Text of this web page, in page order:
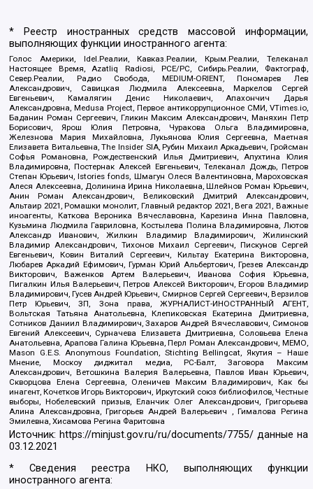
* Реестр иностранных средств массовой информации,
выполняющих функции иностранного агента:
Голос Америки, Idel.Реалии, Кавказ.Реалии, Крым.Реалии, Телеканал
Настоящее Время, Azatliq Radiosi, PCE/PC, Сибирь.Реалии, Фактограф,
Север.Реалии, Радио Свобода, MEDIUM-ORIENT, Пономарев Лев
Александрович, Савицкая Людмила Алексеевна, Маркелов Сергей
Евгеньевич, Камалягин Денис Николаевич, Апахончич Дарья
Александровна, Medusa Project, Первое антикоррупционное СМИ, VTimes.io,
Баданин Роман Сергеевич, Гликин Максим Александрович, Маняхин Петр
Борисович, Ярош Юлия Петровна, Чуракова Ольга Владимировна,
Железнова Мария Михайловна, Лукьянова Юлия Сергеевна, Маетная
Елизавета Витальевна, The Insider SIA, Рубин Михаил Аркадьевич, Гройсман
Софья Романовна, Рождественский Илья Дмитриевич, Апухтина Юлия
Владимировна, Постернак Алексей Евгеньевич, Телеканал Дождь, Петров
Степан Юрьевич, Istories fonds, Шмагун Олеся Валентиновна, Мароховская
Алеся Алексеевна, Долинина Ирина Николаевна, Шлейнов Роман Юрьевич,
Анин Роман Александрович, Великовский Дмитрий Александрович,
Альтаир 2021, Ромашки монолит, Главный редактор 2021, Вега 2021, Важные
иноагенты, Каткова Вероника Вячеславовна, Карезина Инна Павловна,
Кузьмина Людмила Гавриловна, Костылева Полина Владимировна, Лютов
Александр Иванович, Жилкин Владимир Владимирович, Жилинский
Владимир Александрович, Тихонов Михаил Сергеевич, Пискунов Сергей
Евгеньевич, Ковин Виталий Сергеевич, Кильтау Екатерина Викторовна,
Любарев Аркадий Ефимович, Гурман Юрий Альбертович, Грезев Александр
Викторович, Важенков Артем Валерьевич, Иванова София Юрьевна,
Пигалкин Илья Валерьевич, Петров Алексей Викторович, Егоров Владимир
Владимирович, Гусев Андрей Юрьевич, Смирнов Сергей Сергеевич, Верзилов
Петр Юрьевич, ЗП, Зона права, ЖУРНАЛИСТ-ИНОСТРАННЫЙ АГЕНТ,
Вольтская Татьяна Анатольевна, Клепиковская Екатерина Дмитриевна,
Сотников Даниил Владимирович, Захаров Андрей Вячеславович, Симонов
Евгений Алексеевич, Сурначева Елизавета Дмитриевна, Соловьева Елена
Анатольевна, Арапова Галина Юрьевна, Перл Роман Александрович, МЕМО,
Mason G.E.S. Anonymous Foundation, Stichting Bellingcat, Якутия – Наше
Мнение, Москоу диджитал медиа, РС-Балт, Заговора Максим
Александрович, Ветошкина Валерия Валерьевна, Павлов Иван Юрьевич,
Скворцова Елена Сергеевна, Оленичев Максим Владимирович, Как бы
инагент, Кочетков Игорь Викторович, Иркутский союз библиофилов, Честные
выборы, Нобелевский призыв, Еланчик Олег Александрович, Григорьева
Алина Александровна, Григорьев Андрей Валерьевич , Гималова Регина
Эмилевна, Хисамова Регина Фаритовна
Источник: https://minjust.gov.ru/ru/documents/7755/ данные на
03.12.2021
* Сведения реестра НКО, выполняющих функции
иностранного агента: